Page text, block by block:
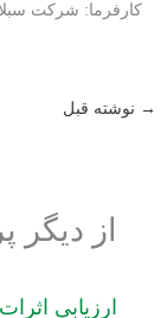
کارفرما: شرکت
→ نوشته قبل
از دیگر
ارزیابی